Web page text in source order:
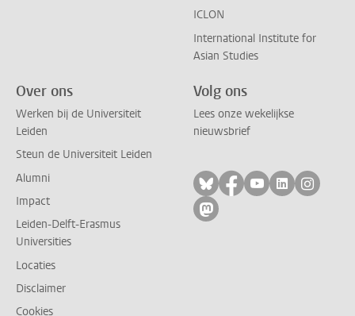
ICLON
International Institute for
Asian Studies
Over ons
Werken bij de Universiteit
Leiden
Steun de Universiteit Leiden
Alumni
Impact
Leiden-Delft-Erasmus
Universities
Locaties
Disclaimer
Cookies
Volg ons
Lees onze wekelijkse
nieuwsbrief
Volg ons op bluesky
Volg ons op
Volg ons op
Volg ons
Volg
Volg ons op mastodon